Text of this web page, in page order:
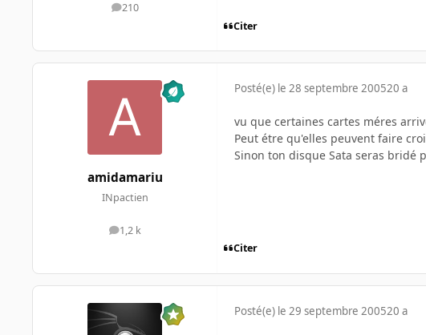
210
messages
Citer
amidamariu
INpactien
1,2 k
messages
Posté(e) le 28 septembre 200520 a
vu que certaines cartes méres
Peut étre qu'elles peuvent faire
Sinon ton disque Sata seras bridé
Citer
Posté(e) le 29 septembre 200520 a